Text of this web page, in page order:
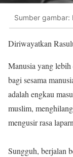
Sumber
Diriwayatkan
Manusia yang
bagi sesama
adalah engkau
muslim,
mengusir rasa
Sungguh, berjalan